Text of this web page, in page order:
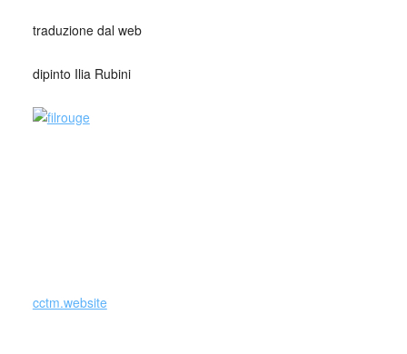
traduzione dal web
dipinto Ilia Rubini
cctm.website